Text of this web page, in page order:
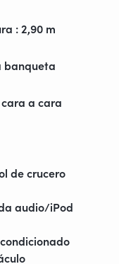
: 2,90 m
banqueta
a cara
de crucero
audio/iPod